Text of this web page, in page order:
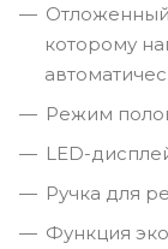
которому
Режим
LED-
Ручка для
Функция